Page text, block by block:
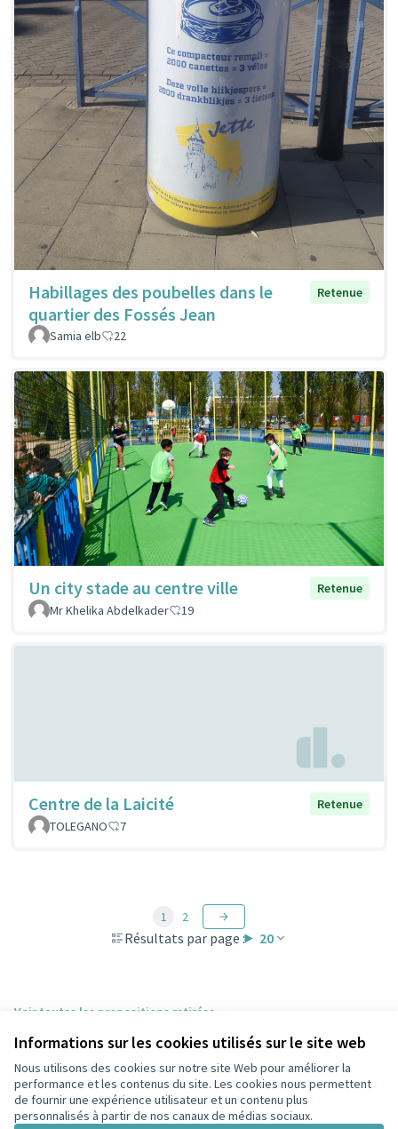
Informations sur les cookies utilisés sur le site web
Nous utilisons des cookies sur notre site Web pour améliorer la
performance et les contenus du site. Les cookies nous permettent
de fournir une expérience utilisateur et un contenu plus
personnalisés à partir de nos canaux de médias sociaux.
Habillages des poubelles dans le
quartier des Fossés Jean
Retenue
Samia elb 22
Un city stade au centre ville
Retenue
Mr Khelika Abdelkader
19
Centre de la Laicité
Retenue
TOLEGANO
7
Résultats par page : 20
1 2
Voir toutes les propositions retirées
Conditions d'utilisation
Paramètres des cookies
participons.colombes.fr sur Facebook